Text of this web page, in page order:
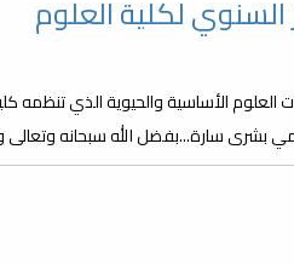
السنوي لكلية العلوم
الأساسية والحيوية الذي تنظمه
بشرى سارة...بفضل الله سبحانه